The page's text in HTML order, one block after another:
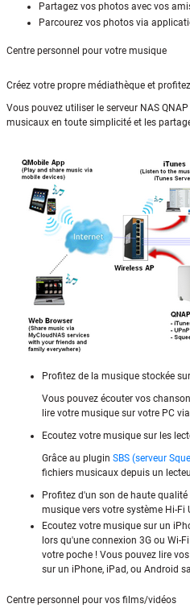
Partagez vos photos avec vos
Parcourez vos photos via
Centre personnel pour votre musique
Créez votre propre médiathèque et
Vous pouvez utiliser le serveur NAS
musicaux en toute simplicité et les
Profitez de la musique stockée
Vous pouvez écouter vos
lire votre musique sur votre PC
Ecoutez votre musique sur les
Grâce au plugin SBS (serveur
fichiers musicaux depuis un
Profitez d'un son de haute
musique vers votre système Hi-
Ecoutez votre musique sur un
lors qu'une connexion 3G ou Wi-
votre poche ! Vous pouvez lire
sur un iPhone, iPad, ou Android
Centre personnel pour vos films/vidéos